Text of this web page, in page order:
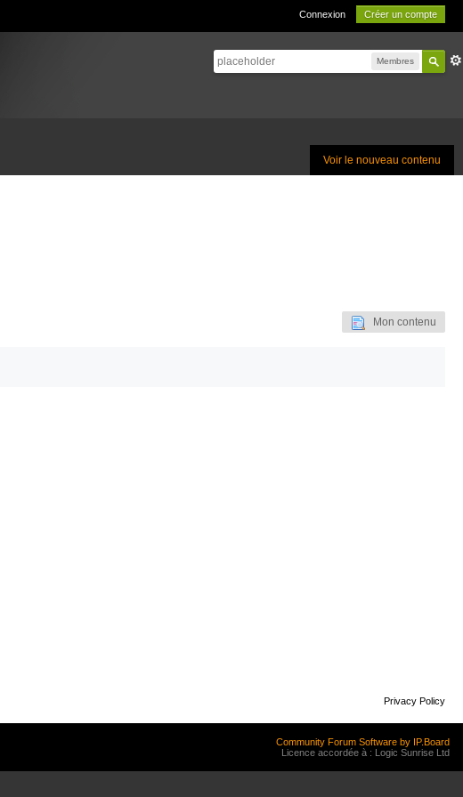
Connexion Créer un compte
Membres
Voir le nouveau contenu
Mon contenu
Privacy Policy
Community Forum Software by IP.Board
Licence accordée à : Logic Sunrise Ltd